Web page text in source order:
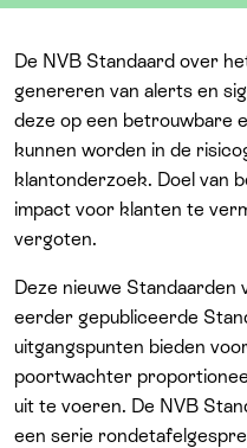
De NVB Standaard over
genereren van alerts en
deze op een betrouwbare
kunnen worden in de
klantonderzoek. Doel van
impact voor klanten te
vergoten.
Deze nieuwe Standaarden
eerder gepubliceerde
uitgangspunten bieden
poortwachter
uit te voeren. De NVB
een serie